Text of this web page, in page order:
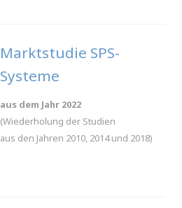
Marktstudie SPS-
Systeme
aus dem Jahr 2022
(Wiederholung der Studien
aus den Jahren 2010, 2014 und 2018)